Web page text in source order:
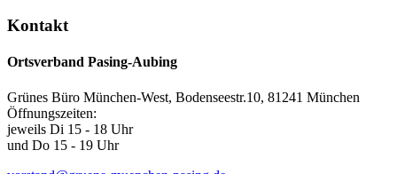
Kontakt
Ortsverband Pasing-Aubing
Grünes Büro München-West, Bodenseestr.10, 81241 München
Öffnungszeiten:
jeweils Di 15 - 18 Uhr
und Do 15 - 19 Uhr